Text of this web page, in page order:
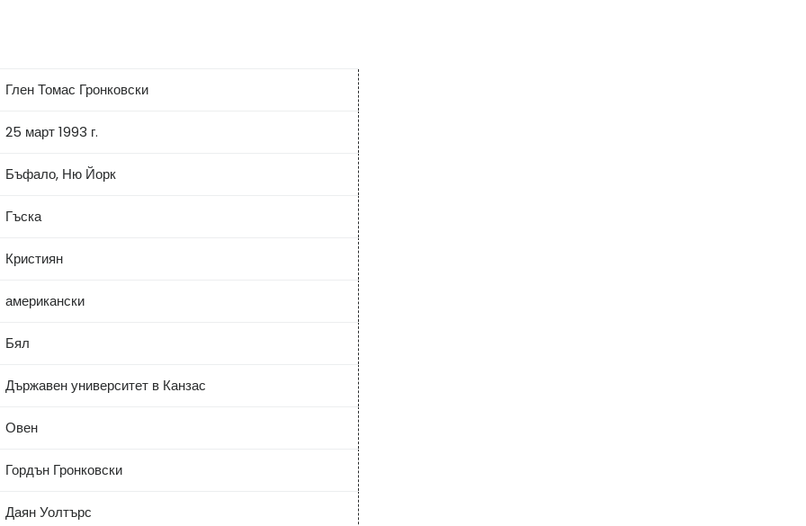
Глен Томас Гронковски
25 март 1993 г.
Бъфало, Ню Йорк
Гъска
Кристиян
американски
Бял
Държавен университет в Канзас
Овен
Гордън Гронковски
Даян Уолтърс